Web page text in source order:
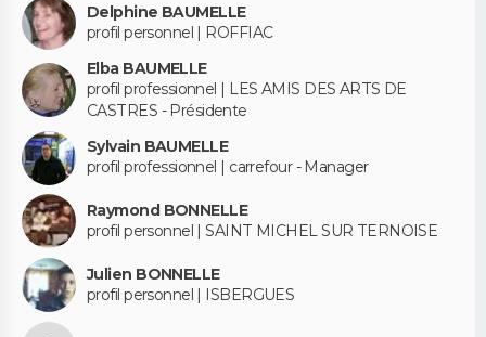
Delphine BAUMELLE
profil personnel | ROFFIAC
Elba BAUMELLE
profil professionnel | LES AMIS DES ARTS DE
CASTRES - Présidente
Sylvain BAUMELLE
profil professionnel | carrefour - Manager
Raymond BONNELLE
profil personnel | SAINT MICHEL SUR TERNOISE
Julien BONNELLE
profil personnel | ISBERGUES